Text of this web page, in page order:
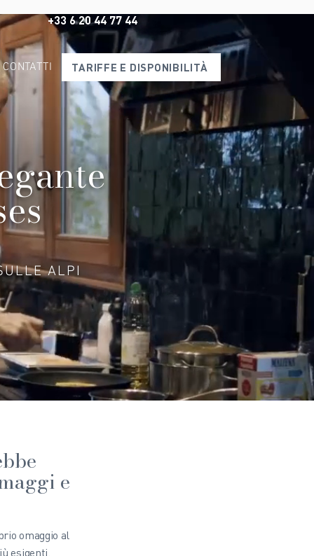
+33 6 20 44 77 44
CONTATTI TARIFFE E DISPONIBILITÀ
ALPI
e
omaggio al
esigenti,